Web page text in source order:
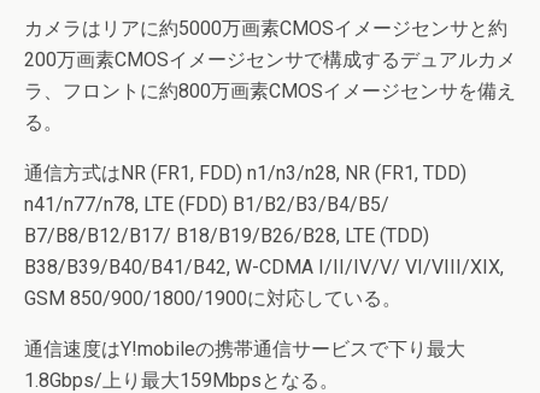
カメラはリアに約5000万画素CMOSイメージセンサと約
200万画素CMOSイメージセンサで構成するデュアルカメ
ラ、フロントに約800万画素CMOSイメージセンサを備え
る。
通信方式はNR (FR1, FDD) n1/n3/n28, NR (FR1, TDD)
n41/n77/n78, LTE (FDD) B1/B2/B3/B4/B5/
B7/B8/B12/B17/ B18/B19/B26/B28, LTE (TDD)
B38/B39/B40/B41/B42, W-CDMA I/II/IV/V/ VI/VIII/XIX,
GSM 850/900/1800/1900に対応している。
通信速度はY!mobileの携帯通信サービスで下り最大
1.8Gbps/上り最大159Mbpsとなる。